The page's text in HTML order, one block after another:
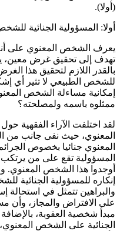
(أولا).
أولا: المسؤولية الجنائية
يعرف الشخص المعنوي على
تهدف إلى تحقيق غرض معين،
بالقدر اللازم لتحقيق هذا
للشخص الطبيعي لا تثير أي
إمكانية مساءلة الشخص
ممثلوه باسمه ولمصلحته؟
لقد اختلفت الآراء الفقهية
المعنوي، حيث نفى جانب من
المعنوي جنائيا بخصوص
المسؤولية تقع على من
أوجدوا هذا الشخص المعنوي.
إنكاره للمسؤولية
والبراهين تتمثل في استحالة
على الافتراض والمجاز،
مبدأ شخصية العقوبة،
الجنائية على الشخص